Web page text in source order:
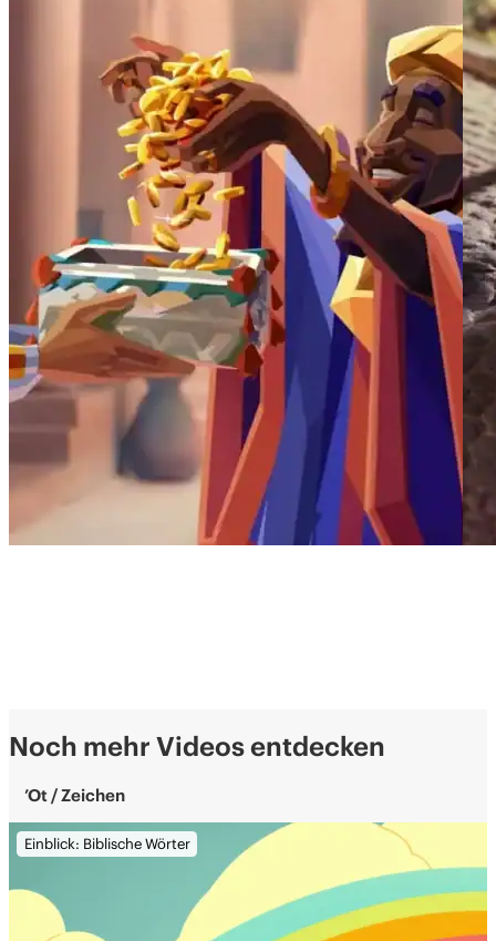
Noch mehr Videos entdecken
’Ot / Zeichen
Einblick: Biblische Wörter